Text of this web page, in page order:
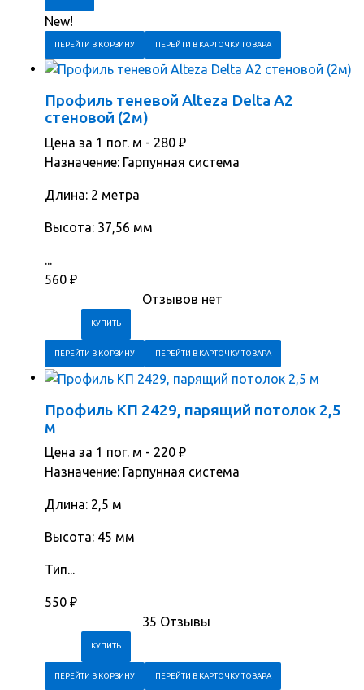
New!
ПЕРЕЙТИ В КОРЗИНУ ПЕРЕЙТИ В КАРТОЧКУ ТОВАРА
Профиль теневой Alteza Delta А2
стеновой (2м)
Цена за 1 пог. м - 280 ₽
Назначение: Гарпунная система
Длина: 2 метра
Высота: 37,56 мм
...
560 ₽
Отзывов нет
ПЕРЕЙТИ В КОРЗИНУ ПЕРЕЙТИ В КАРТОЧКУ ТОВАРА
Профиль КП 2429, парящий потолок 2,5
м
Цена за 1 пог. м - 220 ₽
Назначение: Гарпунная система
Длина: 2,5 м
Высота: 45 мм
Тип...
550 ₽
35 Отзывы
ПЕРЕЙТИ В КОРЗИНУ ПЕРЕЙТИ В КАРТОЧКУ ТОВАРА